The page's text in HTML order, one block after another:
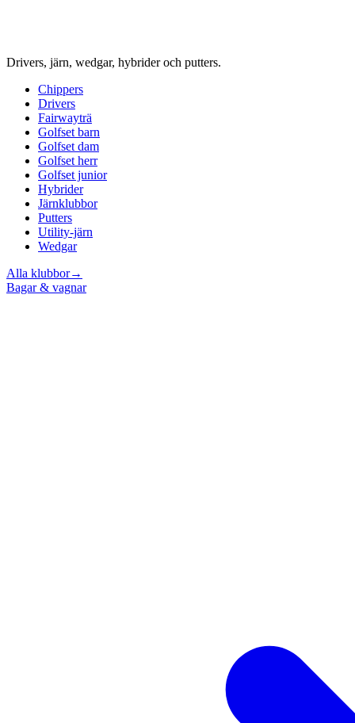
Drivers, järn, wedgar, hybrider och putters.
Chippers
Drivers
Fairwayträ
Golfset barn
Golfset dam
Golfset herr
Golfset junior
Hybrider
Järnklubbor
Putters
Utility-järn
Wedgar
Alla klubbor→
Bagar & vagnar